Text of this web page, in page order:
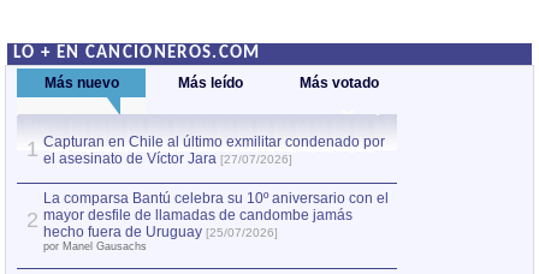
LO + EN CANCIONEROS.COM
Más nuevo Más leído Más votado
1 Capturan en Chile al último exmilitar condenado por
el asesinato de Víctor Jara [27/07/2026]
2
La comparsa Bantú celebra su 10º aniversario con el
mayor desfile de llamadas de candombe jamás
hecho fuera de Uruguay [25/07/2026]
por Manel Gausachs